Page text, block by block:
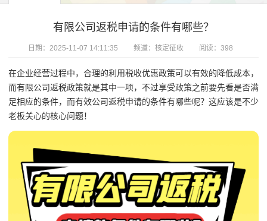
有限公司返税申请的条件有哪些？
日期： 2025-11-07 14:11:35 频道： 核定征收 阅读：398
在企业经营过程中，合理的利用税收优惠政策可以有效的降低成本，
而有限公司返税政策就是其中一项，不过享受政策之前要先看是否满
足相应的条件，而有效公司返税申请的条件有哪些呢？这应该是不少
老板关心的核心问题！